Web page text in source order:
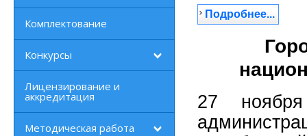
Комплектование
Конкурсы
Лицензирование и
аккредитация
Методическая работа
Подробнее...
27